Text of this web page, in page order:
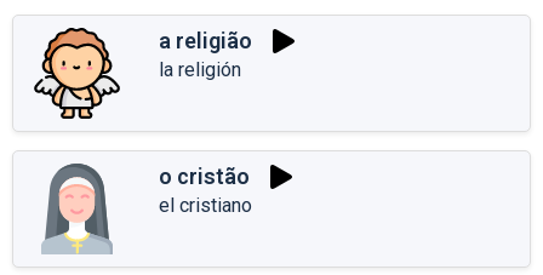
a religião
la religión
o cristão
el cristiano